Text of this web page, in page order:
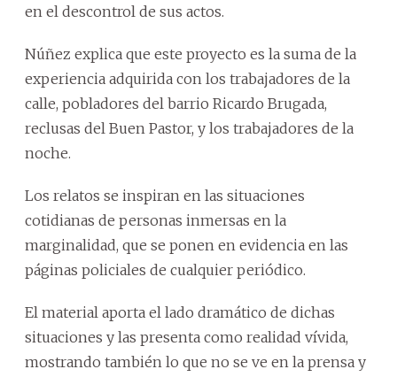
en el descontrol de sus actos.
Núñez explica que este proyecto es la suma de la
experiencia adquirida con los trabajadores de la
calle, pobladores del barrio Ricardo Brugada,
reclusas del Buen Pastor, y los trabajadores de la
noche.
Los relatos se inspiran en las situaciones
cotidianas de personas inmersas en la
marginalidad, que se ponen en evidencia en las
páginas policiales de cualquier periódico.
El material aporta el lado dramático de dichas
situaciones y las presenta como realidad vívida,
mostrando también lo que no se ve en la prensa y